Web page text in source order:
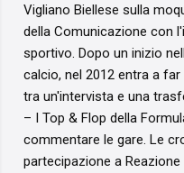
Vigliano Biellese sulla
della Comunicazione con
sportivo. Dopo un inizio
calcio, nel 2012 entra a
tra un'intervista e una
– I Top & Flop della
commentare le gare. Le
partecipazione a Reazione